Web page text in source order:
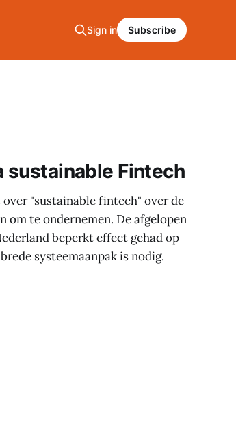
Sign in Subscribe
sustainable Fintech
over "sustainable fintech" over de
om te ondernemen. De afgelopen
beperkt effect gehad op
systeemaanpak is nodig.